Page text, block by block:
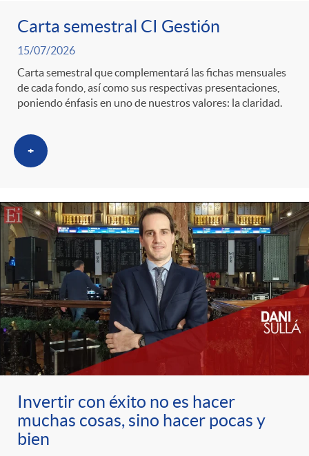
c
a
d
o
r
d
e
c
o
n
Carta semestral CI Gestión
15/07/2026
Carta semestral que complementará las fichas mensuales
de cada fondo, así como sus respectivas presentaciones,
poniendo énfasis en uno de nuestros valores: la claridad.
+
Invertir con éxito no es hacer
muchas cosas, sino hacer pocas y
bien